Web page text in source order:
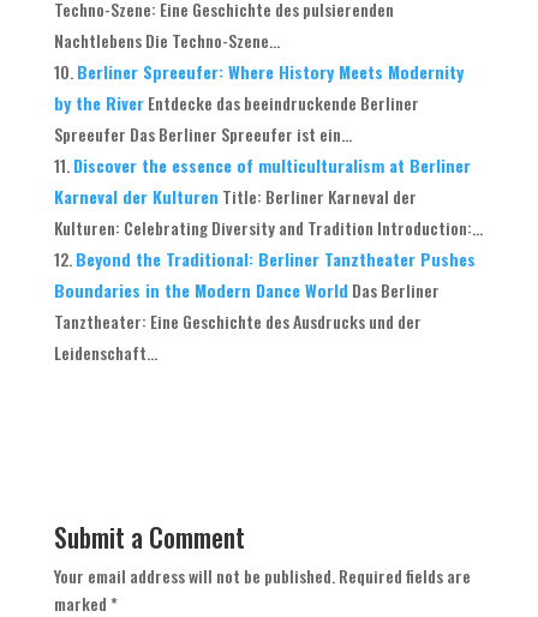
Techno-Szene: Eine Geschichte des pulsierenden
Nachtlebens Die Techno-Szene...
Berliner Spreeufer: Where History Meets Modernity
by the River Entdecke das beeindruckende Berliner
Spreeufer Das Berliner Spreeufer ist ein...
Discover the essence of multiculturalism at Berliner
Karneval der Kulturen Title: Berliner Karneval der
Kulturen: Celebrating Diversity and Tradition Introduction:...
Beyond the Traditional: Berliner Tanztheater Pushes
Boundaries in the Modern Dance World Das Berliner
Tanztheater: Eine Geschichte des Ausdrucks und der
Leidenschaft...
Submit a Comment
Your email address will not be published. Required fields are
marked*